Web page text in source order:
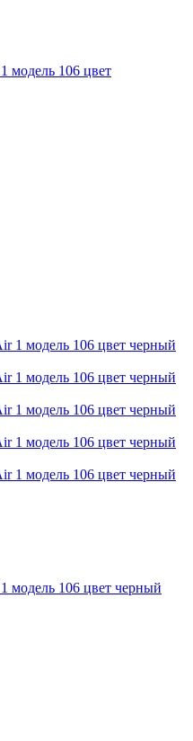
модель 106 цвет
модель 106 цвет черный